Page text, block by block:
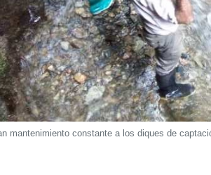
mantenimiento constante a los diques de